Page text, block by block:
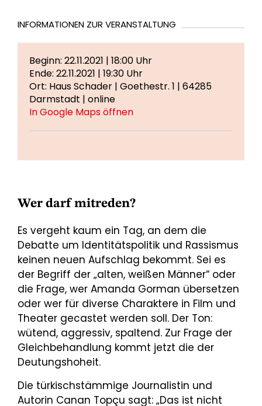
INFORMATIONEN ZUR VERANSTALTUNG
Beginn: 22.11.2021 | 18:00 Uhr
Ende: 22.11.2021 | 19:30 Uhr
Ort: Haus Schader | Goethestr. 1 | 64285
Darmstadt | online
In Google Maps öffnen
Wer darf mitreden?
Es vergeht kaum ein Tag, an dem die
Debatte um Identitätspolitik und Rassismus
keinen neuen Aufschlag bekommt. Sei es
der Begriff der „alten, weißen Männer“ oder
die Frage, wer Amanda Gorman übersetzen
oder wer für diverse Charaktere in Film und
Theater gecastet werden soll. Der Ton:
wütend, aggressiv, spaltend. Zur Frage der
Gleichbehandlung kommt jetzt die der
Deutungshoheit.
Die türkischstämmige Journalistin und
Autorin Canan Topçu sagt: „Das ist nicht